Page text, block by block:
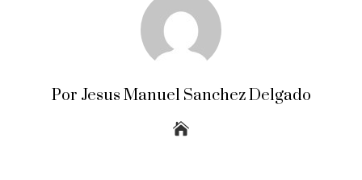
Por Jesus Manuel Sanchez Delgado